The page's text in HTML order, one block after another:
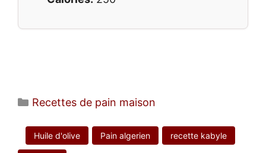
Catégories
Recettes de pain maison
Huile d'olive Pain algerien recette kabyle